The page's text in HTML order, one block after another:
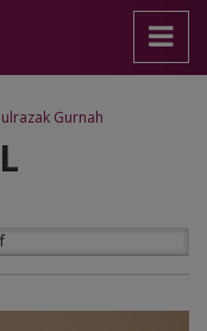
Gurnah